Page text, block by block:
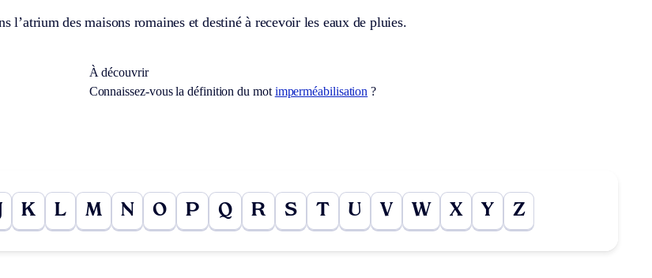
l’atrium des maisons romaines et destiné à recevoir les eaux de pluies.
À découvrir
Connaissez-vous la définition du mot imperméabilisation ?
K L M N O P Q R S T U V W X Y Z